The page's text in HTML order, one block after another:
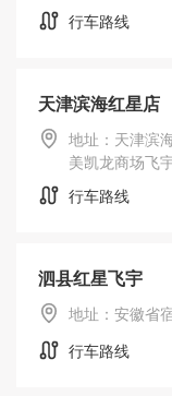
行车路线
天津滨海红星店
地址：天津滨
美凯龙商场飞
行车路线
泗县红星飞宇
地址：安徽省
行车路线